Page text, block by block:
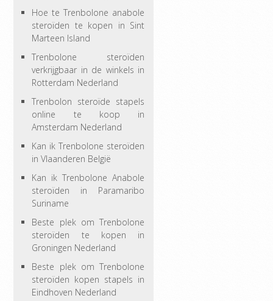
Hoe te Trenbolone anabole
steroïden te kopen in Sint
Marteen Island
Trenbolone steroïden
verkrijgbaar in de winkels in
Rotterdam Nederland
Trenbolon steroïde stapels
online te koop in
Amsterdam Nederland
Kan ik Trenbolone steroïden
in Vlaanderen België
Kan ik Trenbolone Anabole
steroïden in Paramaribo
Suriname
Beste plek om Trenbolone
steroïden te kopen in
Groningen Nederland
Beste plek om Trenbolone
steroïden kopen stapels in
Eindhoven Nederland